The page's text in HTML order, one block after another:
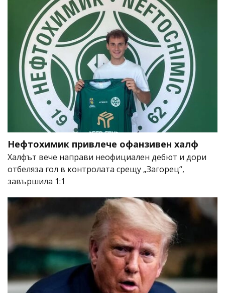
Нефтохимик привлече офанзивен халф
Халфът вече направи неофициален дебют и дори
отбеляза гол в контролата срещу „Загорец“,
завършила 1:1